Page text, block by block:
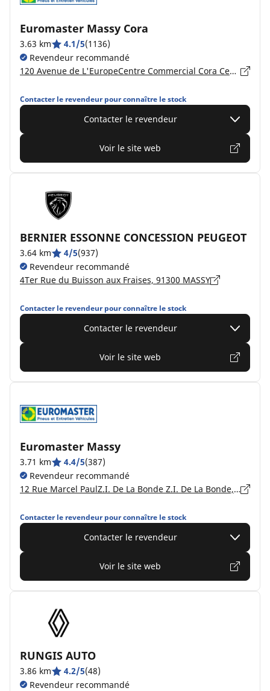
Euromaster Massy Cora
3.63 km 4.1/5(1136)
Revendeur recommandé
120 Avenue de L'EuropeCentre Commercial Cora Centre Commercial Cora, 91885 MASSY
Contacter le revendeur pour connaître le stock
Contacter le revendeur
Voir le site web
BERNIER ESSONNE CONCESSION PEUGEOT
3.64 km 4/5(937)
Revendeur recommandé
4Ter Rue du Buisson aux Fraises, 91300 MASSY
Contacter le revendeur pour connaître le stock
Contacter le revendeur
Voir le site web
Euromaster Massy
3.71 km 4.4/5(387)
Revendeur recommandé
12 Rue Marcel PaulZ.I. De La Bonde Z.I. De La Bonde, 91300 MASSY
Contacter le revendeur pour connaître le stock
Contacter le revendeur
Voir le site web
RUNGIS AUTO
3.86 km 4.2/5(48)
Revendeur recommandé